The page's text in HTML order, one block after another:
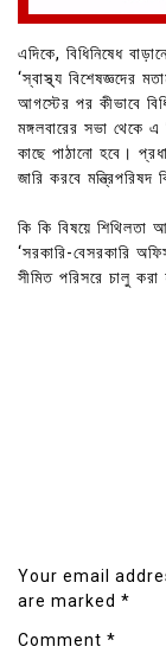
এদিকে, বিধিনিষেধ
‘স্বাস্থ্য বিশেষজ্ঞদের
আগস্টের পর কীভাবে
মঙ্গলবারের সভা থেকে এ
কাছে পাঠানো হবে।
জারি করবে মন্ত্রিপরিষদ
কি কি বিষয়ে শিথিলতা
‘সরকারি-বেসরকারি
সীমিত পরিসরে চালু করা
Your email
are marked *
Comment *